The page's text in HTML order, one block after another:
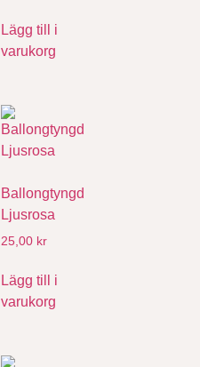
Lägg till i
varukorg
Ballongtyngd
Ljusrosa
25,00 kr
Lägg till i
varukorg